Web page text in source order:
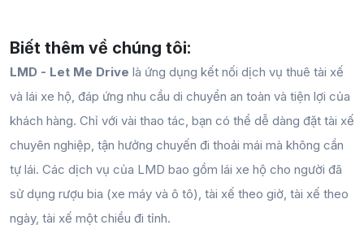
Biết thêm về chúng tôi:
LMD - Let Me Drive là ứng dụng kết nối dịch vụ thuê tài xế
và lái xe hộ, đáp ứng nhu cầu di chuyển an toàn và tiện lợi của
khách hàng. Chỉ với vài thao tác, bạn có thể dễ dàng đặt tài xế
chuyên nghiệp, tận hưởng chuyến đi thoải mái mà không cần
tự lái. Các dịch vụ của LMD bao gồm lái xe hộ cho người đã
sử dụng rượu bia (xe máy và ô tô), tài xế theo giờ, tài xế theo
ngày, tài xế một chiều đi tỉnh.